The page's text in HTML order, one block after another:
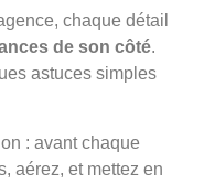
chaque détail
de son côté.
astuces simples
: avant chaque
aérez, et mettez en